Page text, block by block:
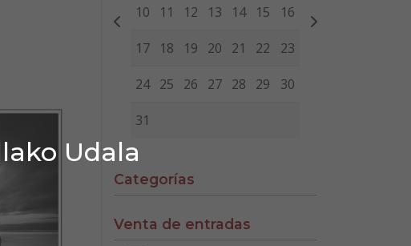
Udala
10 11 12 13 14 15 16
17 18 19 20 21 22 23
24 25 26 27 28 29 30
31
Categorías
Venta de entradas